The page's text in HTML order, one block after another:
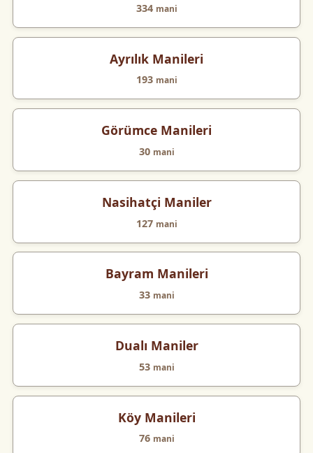
334 mani
Ayrılık Manileri
193 mani
Görümce Manileri
30 mani
Nasihatçi Maniler
127 mani
Bayram Manileri
33 mani
Dualı Maniler
53 mani
Köy Manileri
76 mani